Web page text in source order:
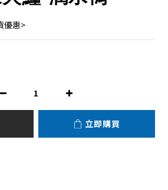
優惠>
立即購買